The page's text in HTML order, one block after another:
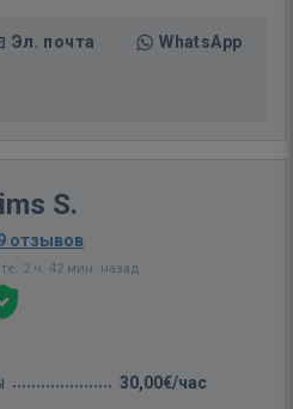
Эл. почта WhatsApp
S.
отзывов
2 ч. 42 мин. назад
30,00€/час